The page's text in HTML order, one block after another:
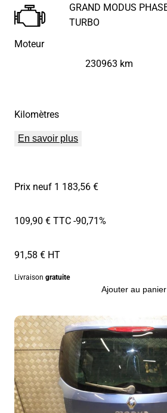
Moteur
GRAND MODUS
TURBO
Kilomètres
230963 km
En savoir plus
Prix neuf 1 183,56 €
109,90 € TTC-90,71%
91,58 € HT
Livraison gratuite
Ajouter au panier